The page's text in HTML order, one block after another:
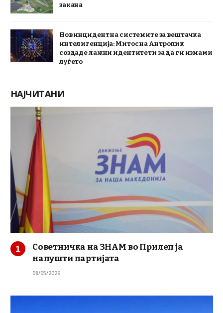
закана
Нов инцидент на системите за вештачка
интелигенција: Митос на Антропик
создаде лажни идентитети за да ги измами
луѓето
НАЈЧИТАНИ
Советничка на ЗНАМ во Прилеп ја
напушти партијата
08/05/2026